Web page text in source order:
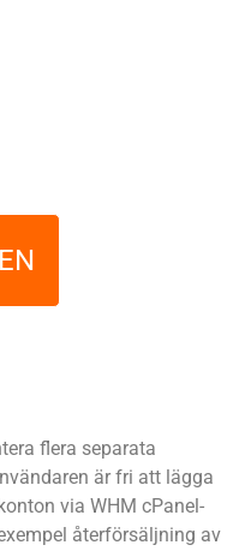
flera separata
är fri att lägga
via WHM cPanel-
återförsäljning av